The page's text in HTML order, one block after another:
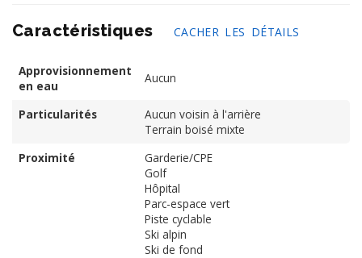
Caractéristiques CACHER LES DÉTAILS
Approvisionnement
en eau
Aucun
Particularités
Aucun voisin à l'arrière
Terrain boisé mixte
Proximité
Garderie/CPE
Golf
Hôpital
Parc-espace vert
Piste cyclable
Ski alpin
Ski de fond